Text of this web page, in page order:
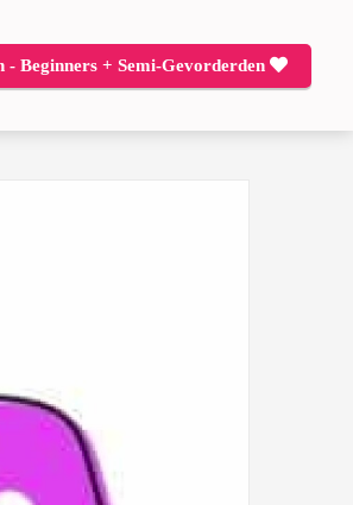
- Beginners + Semi-Gevorderden